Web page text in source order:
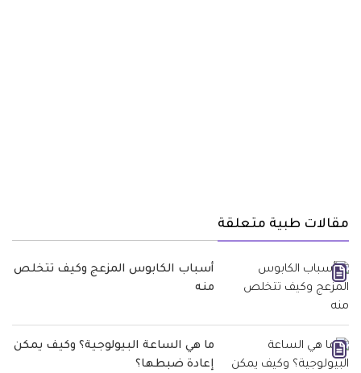
مقالات طبية متعلقة
أسباب الكابوس المزعج وكيف تتخلص
منه
ما هي الساعة البيولوجية؟ وكيف يمكن
إعادة ضبطها؟